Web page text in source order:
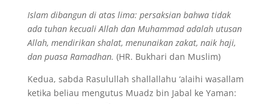
Islam dibangun di atas lima: persaksian bahwa tidak
ada tuhan kecuali Allah dan Muhammad adalah utusan
Allah, mendirikan shalat, menunaikan zakat, naik haji,
dan puasa Ramadhan. (HR. Bukhari dan Muslim)
Kedua, sabda Rasulullah shallallahu ‘alaihi wasallam
ketika beliau mengutus Muadz bin Jabal ke Yaman: